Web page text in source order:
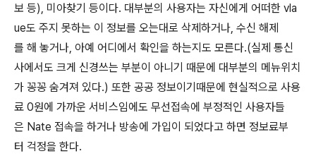
보 등), 미아찾기 등이다. 대부분의 사용자는 자신에게 어떠한 vla
ue도 주지 못하는 이 정보를 오는대로 삭제하거나, 수신 해제
를 해 놓거나, 아예 어디에서 확인을 하는지도 모른다.(실제 통신
사에서도 크게 신경쓰는 부분이 아니기 때문에 대부분의 메뉴위치
가 꽁꽁 숨겨져 있다.) 또한 공공 정보이기때문에 현실적으로 사용
료 0원에 가까운 서비스임에도 무선접속에 부정적인 사용자들
은 Nate 접속을 하거나 방송에 가입이 되었다고 하면 정보료부
터 걱정을 한다.